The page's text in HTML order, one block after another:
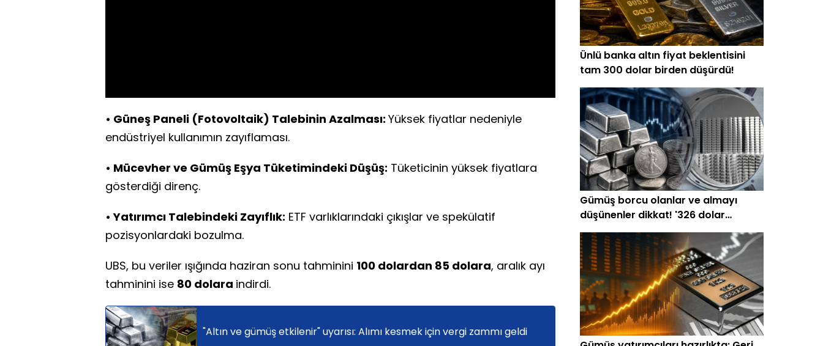
• Güneş Paneli (Fotovoltaik) Talebinin Azalması: Yüksek fiyatlar nedeniyle
endüstriyel kullanımın zayıflaması.
• Mücevher ve Gümüş Eşya Tüketimindeki Düşüş: Tüketicinin yüksek fiyatlara
gösterdiği direnç.
• Yatırımcı Talebindeki Zayıflık: ETF varlıklarındaki çıkışlar ve spekülatif
pozisyonlardaki bozulma.
UBS, bu veriler ışığında haziran sonu tahminini 100 dolardan 85 dolara, aralık ayı
tahminini ise 80 dolara indirdi.
"Altın ve gümüş etkilenir" uyarısı: Alımı kesmek için vergi zammı geldi
Ünlü banka altın fiyat beklentisini
tam 300 dolar birden düşürdü!
Gümüş borcu olanlar ve almayı
düşünenler dikkat! '326 dolar
olacak'